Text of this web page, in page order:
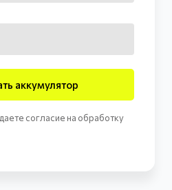
аккумулятор
согласие на обработку